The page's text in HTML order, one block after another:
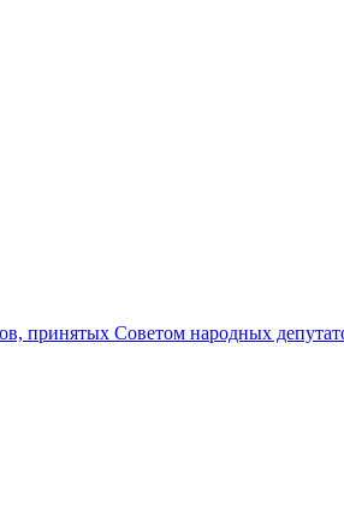
принятых Советом народных